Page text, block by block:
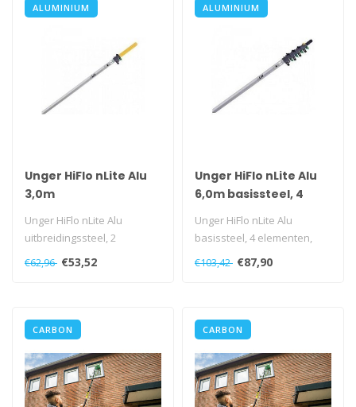
ALUMINIUM
Unger HiFlo nLite Alu
3,0m
uitbreidingssteel, 2
elementen
Unger HiFlo nLite Alu
uitbreidingssteel, 2
elementen, 3,00m
€62,96 €53,52
ALUMINIUM
Unger HiFlo nLite Alu
6,0m basissteel, 4
elementen
Unger HiFlo nLite Alu
basissteel, 4 elementen,
€103,42 €87,90
CARBON CARBON